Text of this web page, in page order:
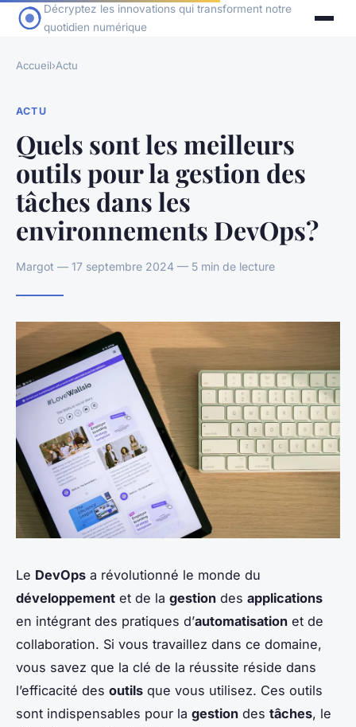
Décryptez les innovations qui transforment notre
quotidien numérique
Accueil›Actu
ACTU
Quels sont les meilleurs
outils pour la gestion des
tâches dans les
environnements DevOps?
Margot — 17 septembre 2024 — 5 min de lecture
Le DevOps a révolutionné le monde du
développement et de la gestion des applications
en intégrant des pratiques d’automatisation et de
collaboration. Si vous travaillez dans ce domaine,
vous savez que la clé de la réussite réside dans
l’efficacité des outils que vous utilisez. Ces outils
sont indispensables pour la gestion des tâches, le